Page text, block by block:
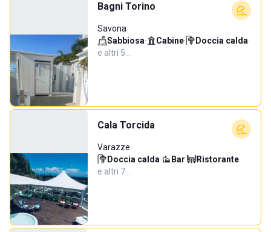
Bagni Torino
Savona
Sabbiosa· Cabine· Doccia calda·
e altri 5…
Cala Torcida
Varazze
Doccia calda· Bar· Ristorante·
e altri 7…